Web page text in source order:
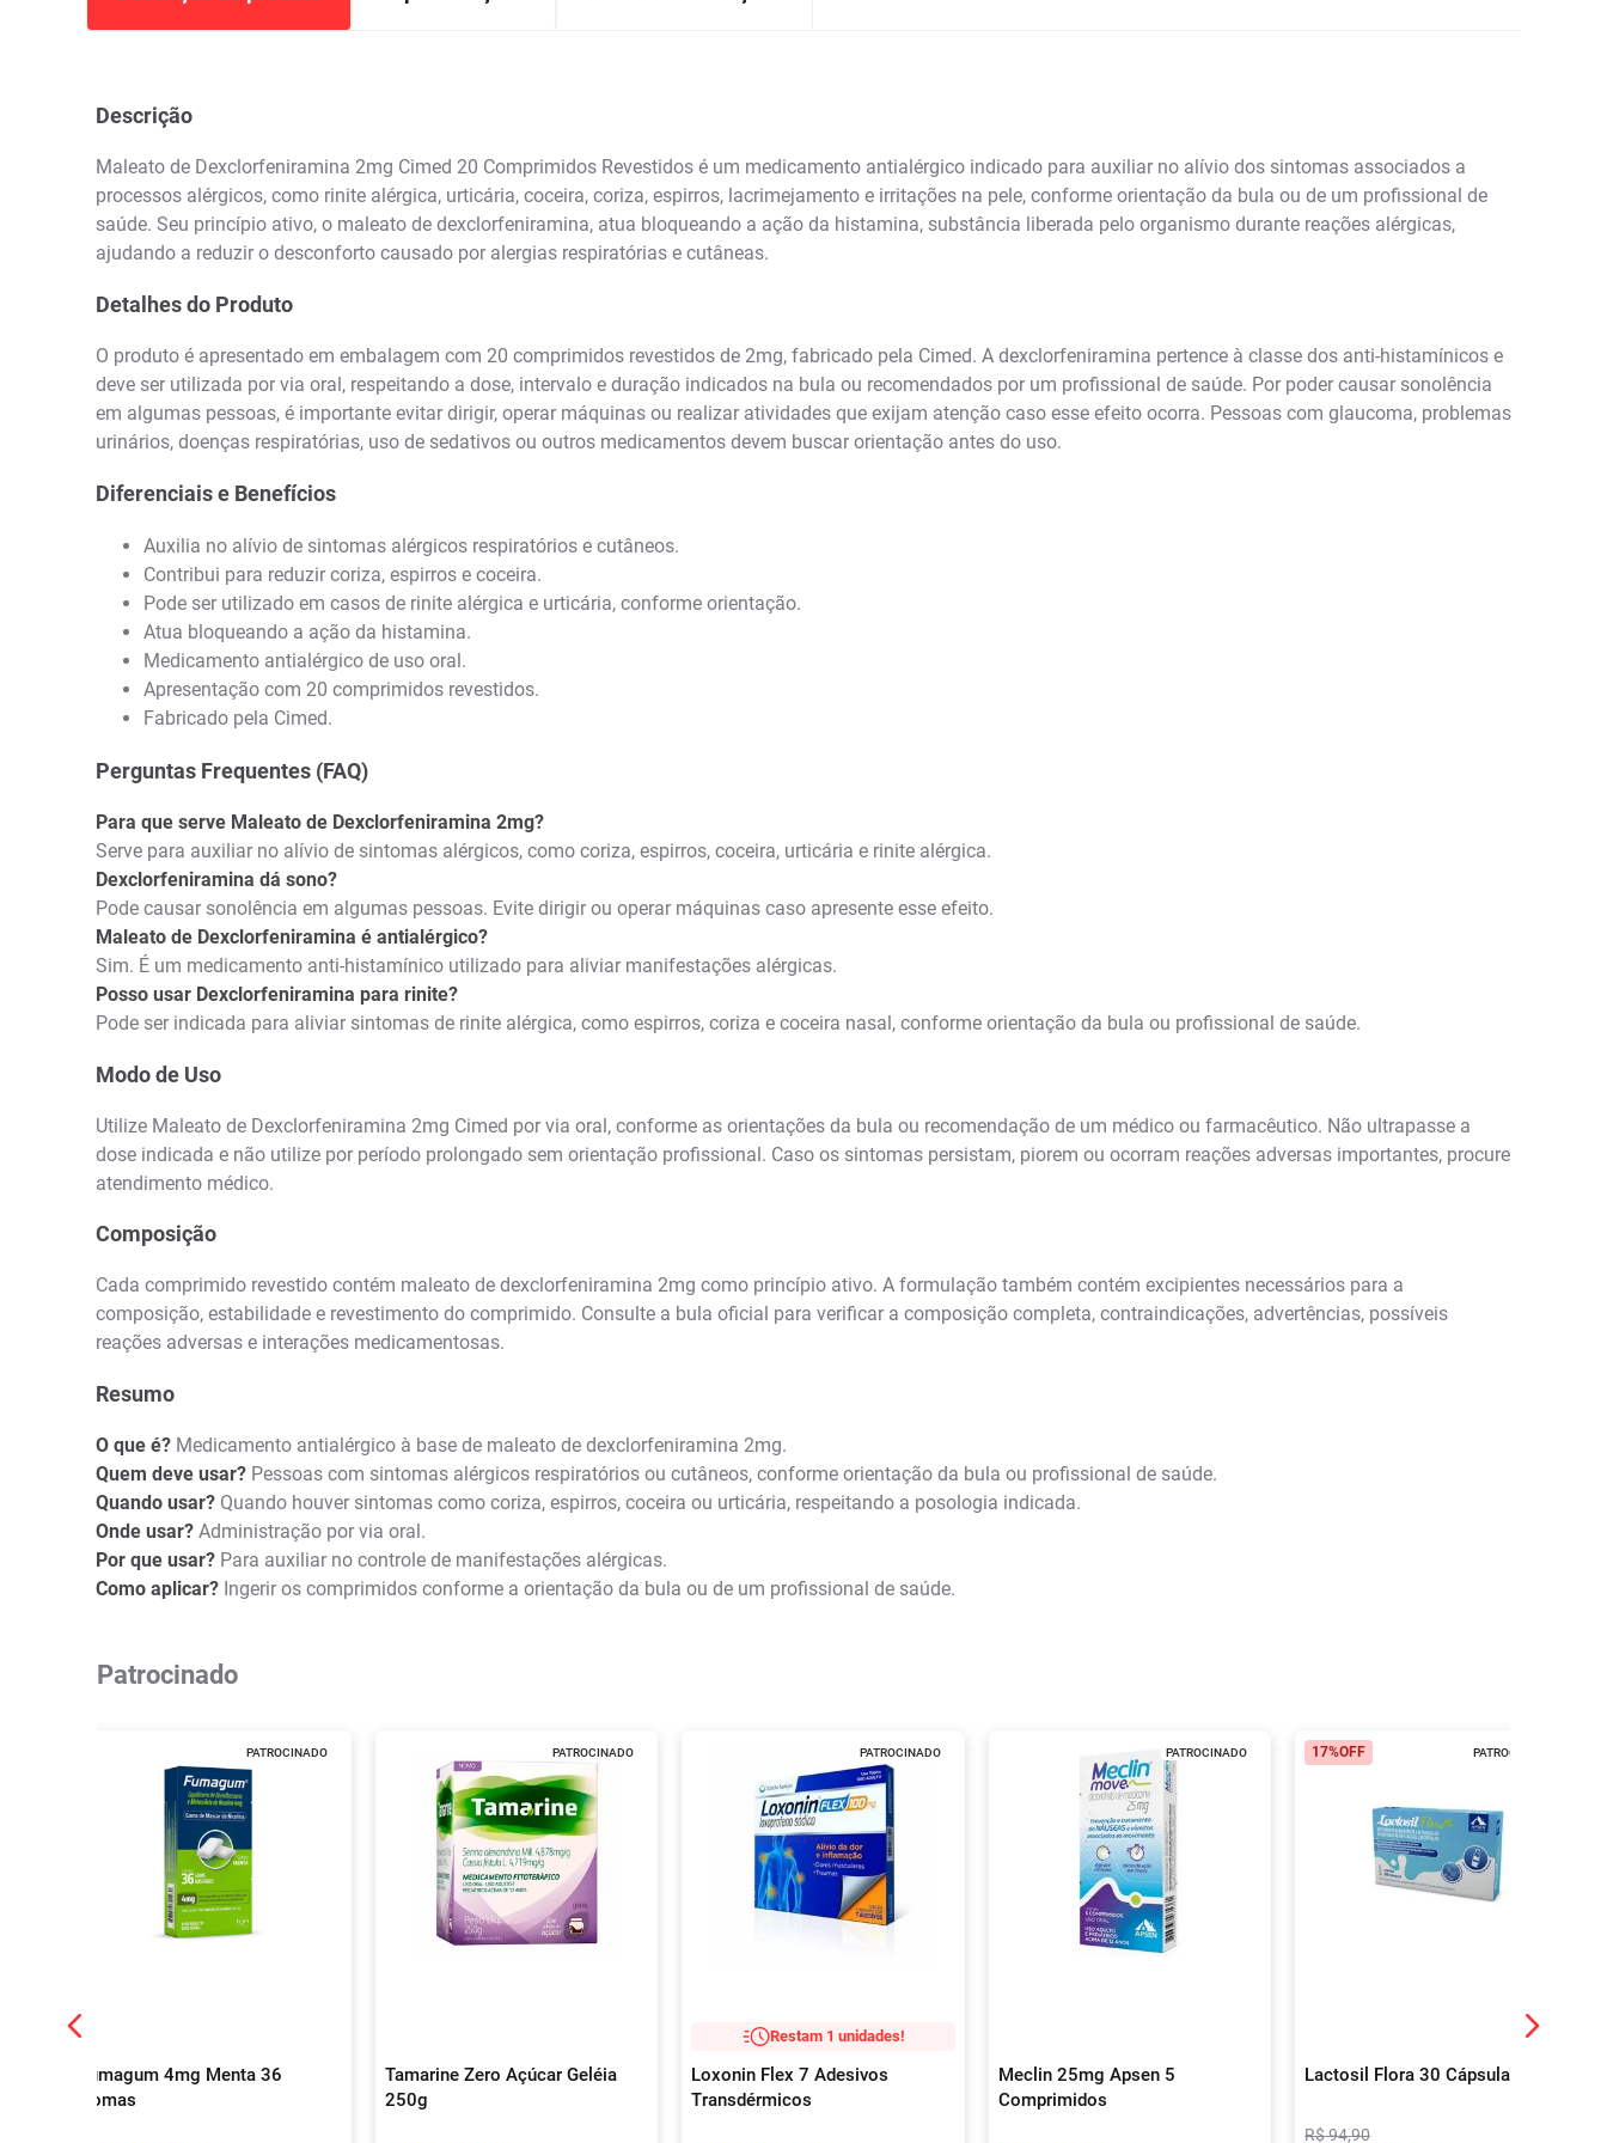
Descrição
Maleato de Dexclorfeniramina 2mg Cimed 20 Comprimidos Revestidos é um medicamento antialérgico indicado para auxiliar no alívio dos sintomas associados a
processos alérgicos, como rinite alérgica, urticária, coceira, coriza, espirros, lacrimejamento e irritações na pele, conforme orientação da bula ou de um profissional de
saúde. Seu princípio ativo, o maleato de dexclorfeniramina, atua bloqueando a ação da histamina, substância liberada pelo organismo durante reações alérgicas,
ajudando a reduzir o desconforto causado por alergias respiratórias e cutâneas.
Detalhes do Produto
O produto é apresentado em embalagem com 20 comprimidos revestidos de 2mg, fabricado pela Cimed. A dexclorfeniramina pertence à classe dos anti-histamínicos e
deve ser utilizada por via oral, respeitando a dose, intervalo e duração indicados na bula ou recomendados por um profissional de saúde. Por poder causar sonolência
em algumas pessoas, é importante evitar dirigir, operar máquinas ou realizar atividades que exijam atenção caso esse efeito ocorra. Pessoas com glaucoma, problemas
urinários, doenças respiratórias, uso de sedativos ou outros medicamentos devem buscar orientação antes do uso.
Diferenciais e Benefícios
Auxilia no alívio de sintomas alérgicos respiratórios e cutâneos.
Contribui para reduzir coriza, espirros e coceira.
Pode ser utilizado em casos de rinite alérgica e urticária, conforme orientação.
Atua bloqueando a ação da histamina.
Medicamento antialérgico de uso oral.
Apresentação com 20 comprimidos revestidos.
Fabricado pela Cimed.
Perguntas Frequentes (FAQ)
Para que serve Maleato de Dexclorfeniramina 2mg?
Serve para auxiliar no alívio de sintomas alérgicos, como coriza, espirros, coceira, urticária e rinite alérgica.
Dexclorfeniramina dá sono?
Pode causar sonolência em algumas pessoas. Evite dirigir ou operar máquinas caso apresente esse efeito.
Maleato de Dexclorfeniramina é antialérgico?
Sim. É um medicamento anti-histamínico utilizado para aliviar manifestações alérgicas.
Posso usar Dexclorfeniramina para rinite?
Pode ser indicada para aliviar sintomas de rinite alérgica, como espirros, coriza e coceira nasal, conforme orientação da bula ou profissional de saúde.
Modo de Uso
Utilize Maleato de Dexclorfeniramina 2mg Cimed por via oral, conforme as orientações da bula ou recomendação de um médico ou farmacêutico. Não ultrapasse a
dose indicada e não utilize por período prolongado sem orientação profissional. Caso os sintomas persistam, piorem ou ocorram reações adversas importantes, procure
atendimento médico.
Composição
Cada comprimido revestido contém maleato de dexclorfeniramina 2mg como princípio ativo. A formulação também contém excipientes necessários para a
composição, estabilidade e revestimento do comprimido. Consulte a bula oficial para verificar a composição completa, contraindicações, advertências, possíveis
reações adversas e interações medicamentosas.
Resumo
O que é? Medicamento antialérgico à base de maleato de dexclorfeniramina 2mg.
Quem deve usar? Pessoas com sintomas alérgicos respiratórios ou cutâneos, conforme orientação da bula ou profissional de saúde.
Quando usar? Quando houver sintomas como coriza, espirros, coceira ou urticária, respeitando a posologia indicada.
Onde usar? Administração por via oral.
Por que usar? Para auxiliar no controle de manifestações alérgicas.
Como aplicar? Ingerir os comprimidos conforme a orientação da bula ou de um profissional de saúde.
Patrocinado
PATROCINADO
Fumagum 4mg Menta 36
Gomas
PATROCINADO
Tamarine Zero Açúcar Geléia
250g
PATROCINADO
Restam 1 unidades!
Loxonin Flex 7 Adesivos
Transdérmicos
PATROCINADO
Meclin 25mg Apsen 5
Comprimidos
PATROCINADO
17%OFF
Lactosil Flora 30 Cápsulas
R$94,90